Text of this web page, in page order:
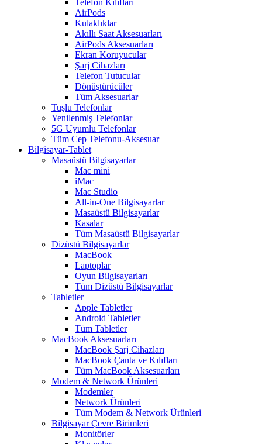
Telefon Kılıfları
AirPods
Kulaklıklar
Akıllı Saat Aksesuarları
AirPods Aksesuarları
Ekran Koruyucular
Şarj Cihazları
Telefon Tutucular
Dönüştürücüler
Tüm Aksesuarlar
Tuşlu Telefonlar
Yenilenmiş Telefonlar
5G Uyumlu Telefonlar
Tüm Cep Telefonu-Aksesuar
Bilgisayar-Tablet
Masaüstü Bilgisayarlar
Mac mini
iMac
Mac Studio
All-in-One Bilgisayarlar
Masaüstü Bilgisayarlar
Kasalar
Tüm Masaüstü Bilgisayarlar
Dizüstü Bilgisayarlar
MacBook
Laptoplar
Oyun Bilgisayarları
Tüm Dizüstü Bilgisayarlar
Tabletler
Apple Tabletler
Android Tabletler
Tüm Tabletler
MacBook Aksesuarları
MacBook Şarj Cihazları
MacBook Çanta ve Kılıfları
Tüm MacBook Aksesuarları
Modem & Network Ürünleri
Modemler
Network Ürünleri
Tüm Modem & Network Ürünleri
Bilgisayar Çevre Birimleri
Monitörler